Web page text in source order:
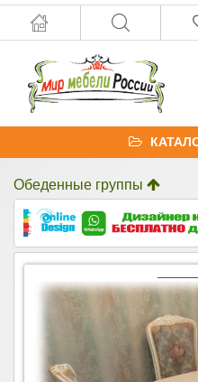
Обеденные группы